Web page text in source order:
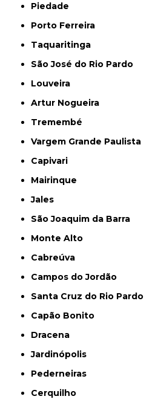
Piedade
Porto Ferreira
Taquaritinga
São José do Rio Pardo
Louveira
Artur Nogueira
Tremembé
Vargem Grande Paulista
Capivari
Mairinque
Jales
São Joaquim da Barra
Monte Alto
Cabreúva
Campos do Jordão
Santa Cruz do Rio Pardo
Capão Bonito
Dracena
Jardinópolis
Pederneiras
Cerquilho